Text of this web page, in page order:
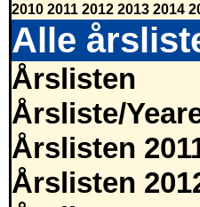
2010 2011 2012 2013 2014
Alle
Årslisten
Årsliste/
Årslisten
Årslisten